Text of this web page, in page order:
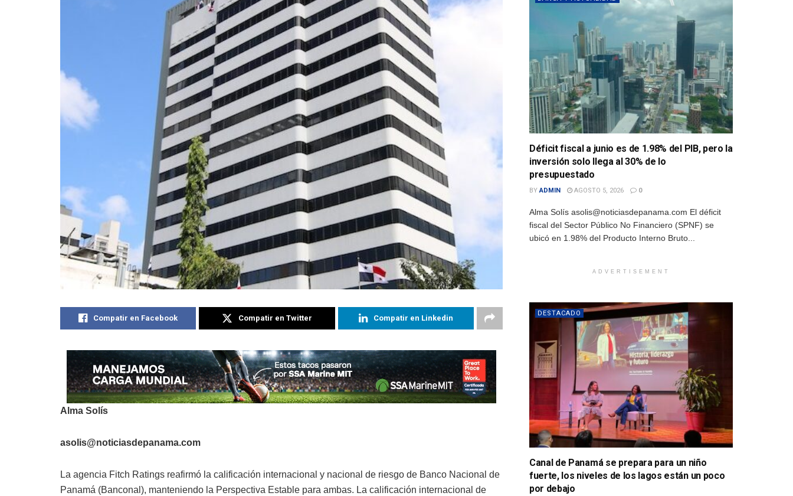
Compatir en Facebook Compatir en Twitter Compatir en Linkedin
Alma Solís
asolis@noticiasdepanama.com
La agencia Fitch Ratings reafirmó la calificación internacional y nacional de riesgo de Banco Nacional de
Panamá (Banconal), manteniendo la Perspectiva Estable para ambas. La calificación internacional de
Déficit fiscal a junio es de 1.98% del PIB, pero la
inversión solo llega al 30% de lo
presupuestado
BY ADMIN AGOSTO 5, 2026 0
Alma Solís asolis@noticiasdepanama.com El déficit
fiscal del Sector Público No Financiero (SPNF) se
ubicó en 1.98% del Producto Interno Bruto...
ADVERTISEMENT
DESTACADO
Canal de Panamá se prepara para un niño
fuerte, los niveles de los lagos están un poco
por debajo